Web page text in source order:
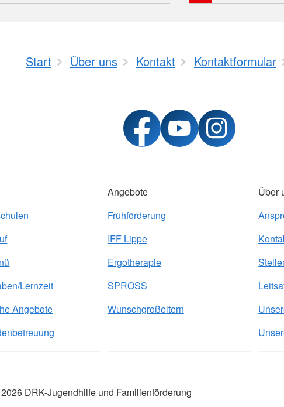
Start Über uns Kontakt Kontaktformular
Lernzeit
Angebote
Angebote
Frühförderung
IFF Lippe
Ergotherapie
SPROSS
Wunschgroßeltern
Über
DRK-Jugendhilfe und Familienförderung